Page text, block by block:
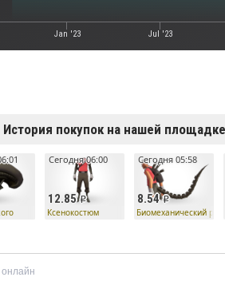
Jan '23 Jul '23
История покупок на нашей площадке
12.85
Сегодня 06:00
Ксенокостюм
8.54
Сегодня 05:58
Биомеханический
онлайн